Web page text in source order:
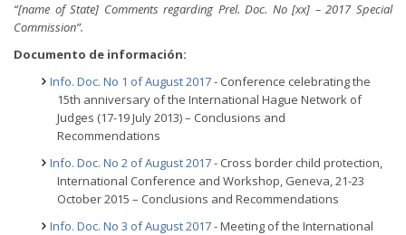
“[name of State] Comments regarding Prel. Doc. No [xx] – 2017 Special
Commission”.
Documento de información:
Info. Doc. No 1 of August 2017- Conference celebrating the
15th anniversary of the International Hague Network of
Judges (17-19 July 2013) – Conclusions and
Recommendations
Info. Doc. No 2 of August 2017- Cross border child protection,
International Conference and Workshop, Geneva, 21-23
October 2015 – Conclusions and Recommendations
Info. Doc. No 3 of August 2017- Meeting of the International